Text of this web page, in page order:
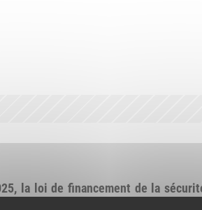
la loi de financement de la